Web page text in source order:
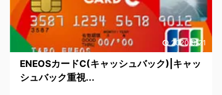
2020/9/21
ENEOSカードC(キャッシュバック)|キャッ
シュバック重視...